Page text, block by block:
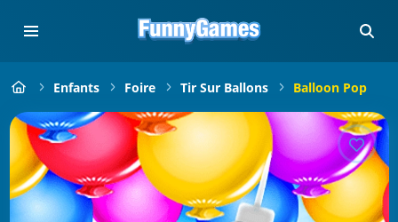
Enfants Foire Tir Sur Ballons Balloon Pop